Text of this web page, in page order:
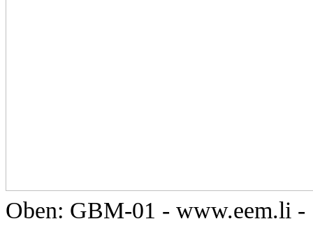
Oben: GBM-01 - www.eem.li -